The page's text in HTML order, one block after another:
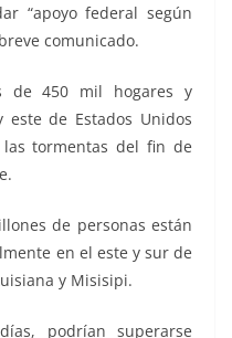
“apoyo federal según
comunicado.
de 450 mil hogares y
de Estados Unidos
tormentas del fin de
de personas están
en el este y sur de
y Misisipi.
podrían superarse